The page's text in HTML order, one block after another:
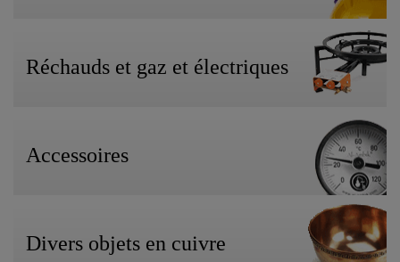
Réchauds et gaz et électriques
Accessoires
Divers objets en cuivre